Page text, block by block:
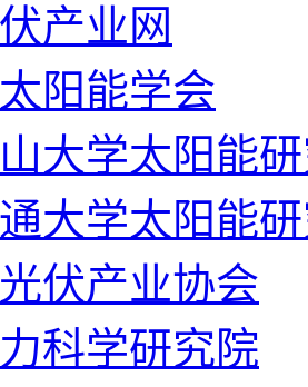
产业网
太阳能学会
大学太阳能
通大学太阳能
伏产业协会
科学研究院